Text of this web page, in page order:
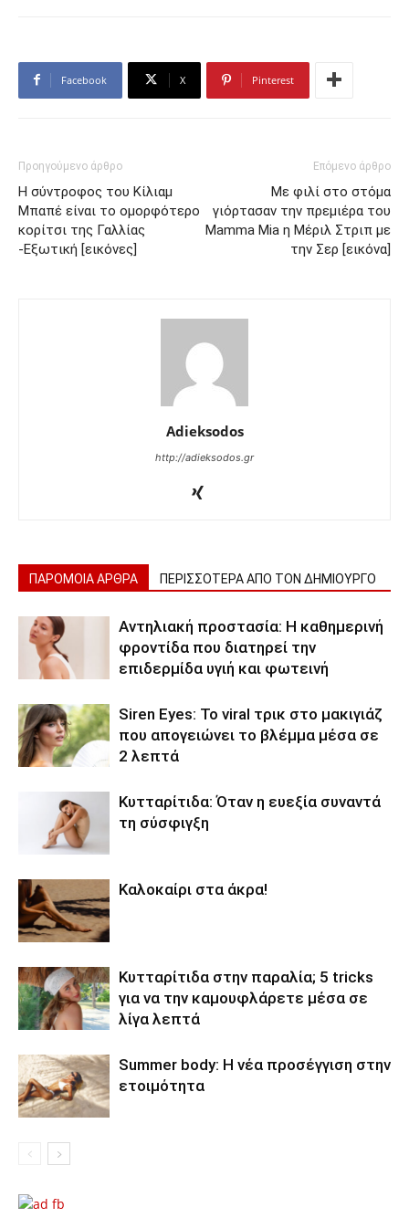
Facebook X Pinterest
Προηγούμενο άρθρο
Η σύντροφος του Κίλιαμ
Μπαπέ είναι το ομορφότερο
κορίτσι της Γαλλίας
-Εξωτική [εικόνες]
Επόμενο άρθρο
Με φιλί στο στόμα
γιόρτασαν την πρεμιέρα του
Mamma Mia η Μέριλ Στριπ με
την Σερ [εικόνα]
Adieksodos
http://adieksodos.gr
ΠΑΡΟΜΟΙΑ ΑΡΘΡΑ ΠΕΡΙΣΣΟΤΕΡΑ ΑΠΟ ΤΟΝ ΔΗΜΙΟΥΡΓΟ
Αντηλιακή προστασία: Η καθημερινή
φροντίδα που διατηρεί την
επιδερμίδα υγιή και φωτεινή
Siren Eyes: Το viral τρικ στο μακιγιάζ
που απογειώνει το βλέμμα μέσα σε
2 λεπτά
Κυτταρίτιδα: Όταν η ευεξία συναντά
τη σύσφιγξη
Καλοκαίρι στα άκρα!
Κυτταρίτιδα στην παραλία; 5 tricks
για να την καμουφλάρετε μέσα σε
λίγα λεπτά
Summer body: Η νέα προσέγγιση στην
ετοιμότητα